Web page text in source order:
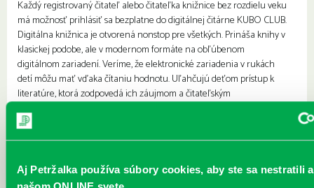
Aj Petržalka používa súbory cookies, aby ste sa nestratili
Každý registrovaný čitateľ alebo čitateľka knižnice bez rozdielu veku
má možnosť prihlásiť sa bezplatne do digitálnej čitárne KUBO CLUB.
Digitálna knižnica je otvorená nonstop pre všetkých. Prináša knihy v
klasickej podobe, ale v modernom formáte na obľúbenom
digitálnom zariadení. Veríme, že elektronické zariadenia v rukách
detí môžu mať vďaka čítaniu hodnotu. Uľahčujú deťom prístup k
literatúre, ktorá zodpovedá ich záujmom a čitateľským
schopnostiam.
Vyhlasujeme 36. ročník literárnej
súťaže neprofesionálnych autoriek a